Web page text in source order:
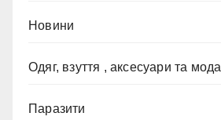
Новини
Одяг, взуття , аксесуари та мода
Паразити